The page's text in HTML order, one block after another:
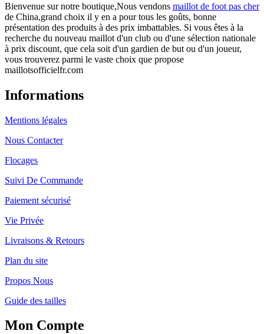
Bienvenue sur notre boutique,Nous vendons maillot de foot pas cher
de China,grand choix il y en a pour tous les goûts, bonne
présentation des produits à des prix imbattables. Si vous êtes à la
recherche du nouveau maillot d'un club ou d'une sélection nationale
à prix discount, que cela soit d'un gardien de but ou d'un joueur,
vous trouverez parmi le vaste choix que propose
maillotsofficielfr.com
Informations
Mentions légales
Nous Contacter
Flocages
Suivi De Commande
Paiement sécurisé
Vie Privée
Livraisons & Retours
Plan du site
Propos Nous
Guide des tailles
Mon Compte